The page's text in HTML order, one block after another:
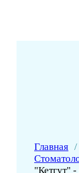
Главная /
"Кетгут"